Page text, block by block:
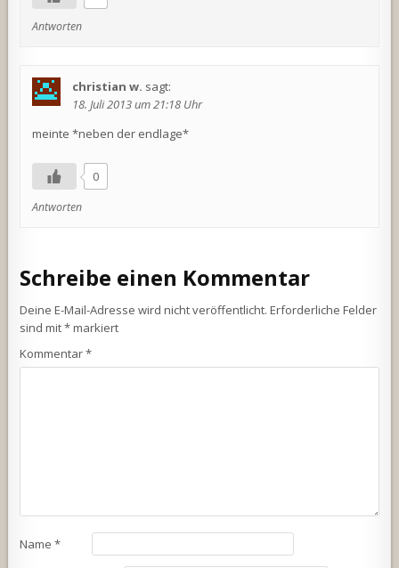
Antworten
christian w. sagt:
18. Juli 2013 um 21:18 Uhr
meinte *neben der endlage*
0
Antworten
Schreibe einen Kommentar
Deine E-Mail-Adresse wird nicht veröffentlicht. Erforderliche Felder
sind mit*markiert
Kommentar*
Name*